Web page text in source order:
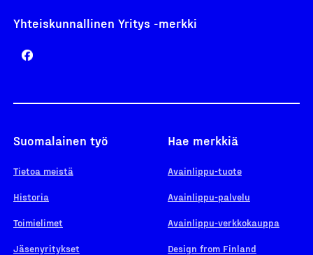
Yhteiskunnallinen Yritys -merkki
Suomalainen työ
Tietoa meistä
Historia
Toimielimet
Jäsenyritykset
Hae merkkiä
Avainlippu-tuote
Avainlippu-palvelu
Avainlippu-verkkokauppa
Design from Finland